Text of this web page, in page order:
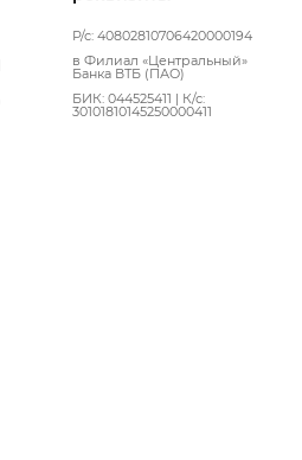
Р/с: 40802810706420000194
в Филиал «Центральный»
Банка ВТБ (ПАО)
БИК: 044525411 | К/с:
30101810145250000411